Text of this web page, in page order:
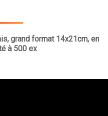
grand format 14x21cm, en
à 500 ex